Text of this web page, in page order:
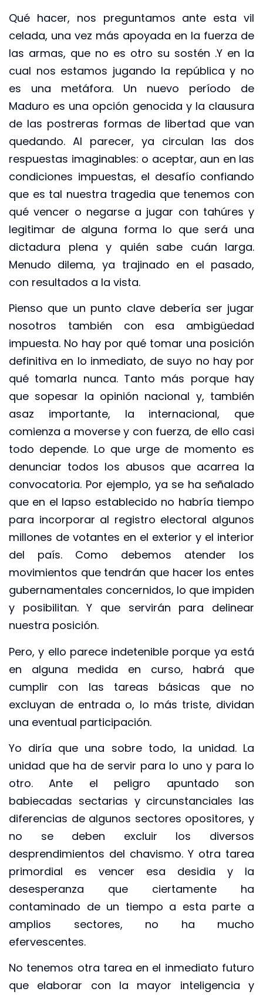
Qué hacer, nos preguntamos ante esta vil
celada, una vez más apoyada en la fuerza de
las armas, que no es otro su sostén .Y en la
cual nos estamos jugando la república y no
es una metáfora. Un nuevo período de
Maduro es una opción genocida y la clausura
de las postreras formas de libertad que van
quedando. Al parecer, ya circulan las dos
respuestas imaginables: o aceptar, aun en las
condiciones impuestas, el desafío confiando
que es tal nuestra tragedia que tenemos con
qué vencer o negarse a jugar con tahúres y
legitimar de alguna forma lo que será una
dictadura plena y quién sabe cuán larga.
Menudo dilema, ya trajinado en el pasado,
con resultados a la vista.
Pienso que un punto clave debería ser jugar
nosotros también con esa ambigüedad
impuesta. No hay por qué tomar una posición
definitiva en lo inmediato, de suyo no hay por
qué tomarla nunca. Tanto más porque hay
que sopesar la opinión nacional y, también
asaz importante, la internacional, que
comienza a moverse y con fuerza, de ello casi
todo depende. Lo que urge de momento es
denunciar todos los abusos que acarrea la
convocatoria. Por ejemplo, ya se ha señalado
que en el lapso establecido no habría tiempo
para incorporar al registro electoral algunos
millones de votantes en el exterior y el interior
del país. Como debemos atender los
movimientos que tendrán que hacer los entes
gubernamentales concernidos, lo que impiden
y posibilitan. Y que servirán para delinear
nuestra posición.
Pero, y ello parece indetenible porque ya está
en alguna medida en curso, habrá que
cumplir con las tareas básicas que no
excluyan de entrada o, lo más triste, dividan
una eventual participación.
Yo diría que una sobre todo, la unidad. La
unidad que ha de servir para lo uno y para lo
otro. Ante el peligro apuntado son
babiecadas sectarias y circunstanciales las
diferencias de algunos sectores opositores, y
no se deben excluir los diversos
desprendimientos del chavismo. Y otra tarea
primordial es vencer esa desidia y la
desesperanza que ciertamente ha
contaminado de un tiempo a esta parte a
amplios sectores, no ha mucho
efervescentes.
No tenemos otra tarea en el inmediato futuro
que elaborar con la mayor inteligencia y